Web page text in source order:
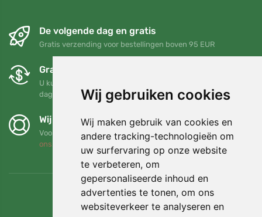
Wij gebruiken cookies
Wij maken gebruik van cookies en
andere tracking-technologieën om
uw surfervaring op onze website
te verbeteren, om
gepersonaliseerde inhoud en
advertenties te tonen, om ons
websiteverkeer te analyseren en
De volgende dag en gratis
Gratis verzending voor bestellingen boven 95 EUR
Gratis ruilen en retourneren
U kunt uw bestelling op elk gewenst moment binnen 90
dagen retourneren of ruilen
Wij steunen Trees.org
Voor elke bestelling planten we een boom! Lees meer Over
ons